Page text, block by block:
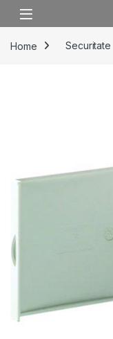
Skip to navigation
Skip to content
Home Securitate